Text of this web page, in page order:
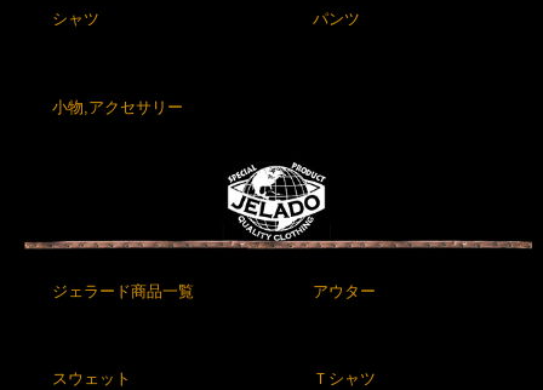
シャツ パンツ
小物,アクセサリー
ジェラード商品一覧 アウター
スウェット Ｔシャツ